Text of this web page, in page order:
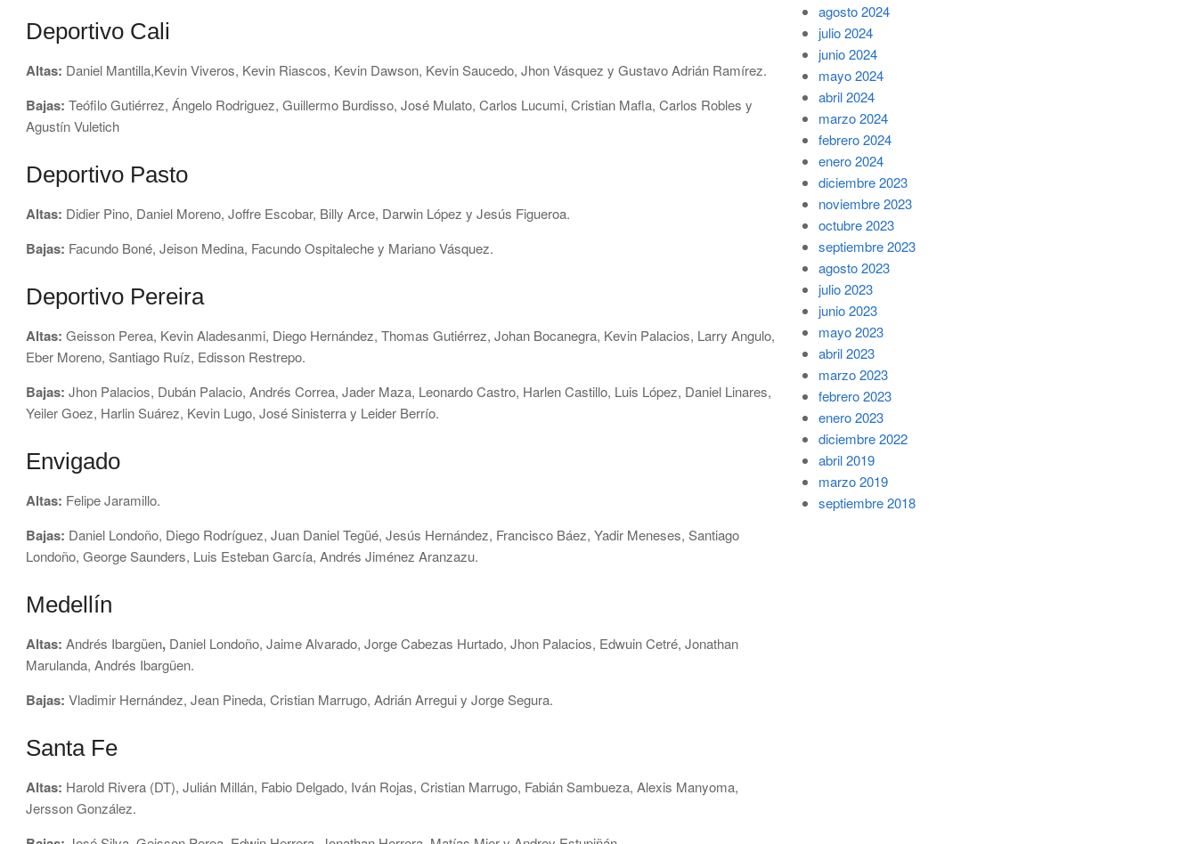
Deportivo Cali
Altas: Daniel Mantilla,Kevin Viveros, Kevin Riascos, Kevin Dawson, Kevin Saucedo, Jhon Vásquez y Gustavo Adrián Ramírez.
Bajas: Teófilo Gutiérrez, Ángelo Rodriguez, Guillermo Burdisso, José Mulato, Carlos Lucumi, Cristian Mafla, Carlos Robles y
Agustín Vuletich
Deportivo Pasto
Altas: Didier Pino, Daniel Moreno, Joffre Escobar, Billy Arce, Darwin López y Jesús Figueroa.
Bajas: Facundo Boné, Jeison Medina, Facundo Ospitaleche y Mariano Vásquez.
Deportivo Pereira
Altas: Geisson Perea, Kevin Aladesanmi, Diego Hernández, Thomas Gutiérrez, Johan Bocanegra, Kevin Palacios, Larry Angulo,
Eber Moreno, Santiago Ruíz, Edisson Restrepo.
Bajas: Jhon Palacios, Dubán Palacio, Andrés Correa, Jader Maza, Leonardo Castro, Harlen Castillo, Luis López, Daniel Linares,
Yeiler Goez, Harlin Suárez, Kevin Lugo, José Sinisterra y Leider Berrío.
Envigado
Altas: Felipe Jaramillo.
Bajas: Daniel Londoño, Diego Rodríguez, Juan Daniel Tegüé, Jesús Hernández, Francisco Báez, Yadir Meneses, Santiago
Londoño, George Saunders, Luis Esteban García, Andrés Jiménez Aranzazu.
Medellín
Altas: Andrés Ibargüen, Daniel Londoño, Jaime Alvarado, Jorge Cabezas Hurtado, Jhon Palacios, Edwuin Cetré, Jonathan
Marulanda, Andrés Ibargüen.
Bajas: Vladimir Hernández, Jean Pineda, Cristian Marrugo, Adrián Arregui y Jorge Segura.
Santa Fe
Altas: Harold Rivera (DT), Julián Millán, Fabio Delgado, Iván Rojas, Cristian Marrugo, Fabián Sambueza, Alexis Manyoma,
Jersson González.
agosto 2024
julio 2024
junio 2024
mayo 2024
abril 2024
marzo 2024
febrero 2024
enero 2024
diciembre 2023
noviembre 2023
octubre 2023
septiembre 2023
agosto 2023
julio 2023
junio 2023
mayo 2023
abril 2023
marzo 2023
febrero 2023
enero 2023
diciembre 2022
abril 2019
marzo 2019
septiembre 2018